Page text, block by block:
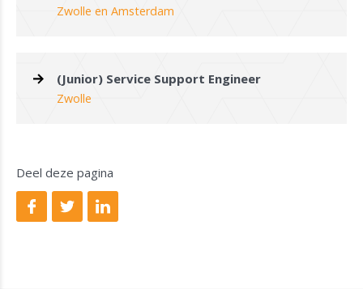
Zwolle en Amsterdam
(Junior) Service Support Engineer
Zwolle
Deel deze pagina